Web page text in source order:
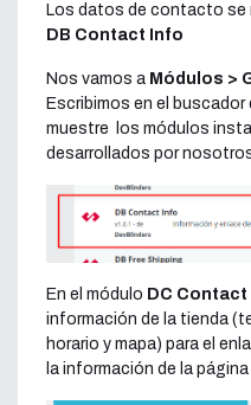
Los datos de contacto se
DB Contact Info
Nos vamos a Módulos >
Escribimos en el
muestre los módulos
desarrollados por
En el módulo DC Contact
información de la tienda
horario y mapa) para el
la información de la